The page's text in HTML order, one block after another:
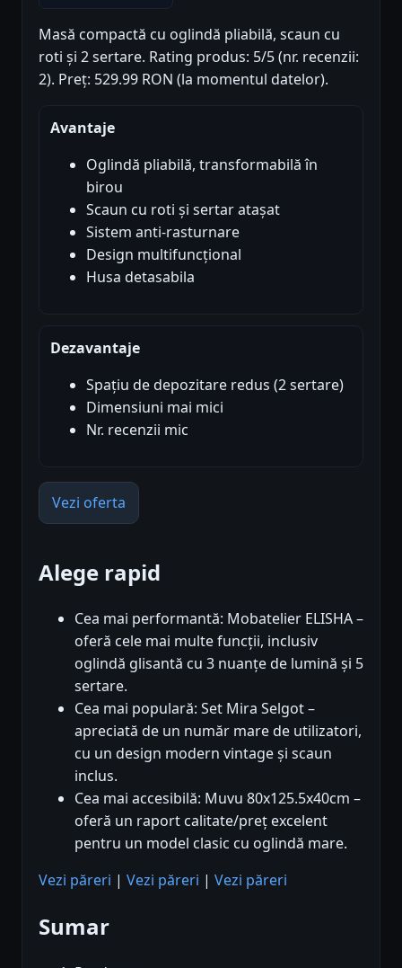
Masă compactă cu oglindă pliabilă, scaun cu
roti și 2 sertare. Rating produs: 5/5 (nr. recenzii:
2). Preț: 529.99 RON (la momentul datelor).
Avantaje
Oglindă pliabilă, transformabilă în
birou
Scaun cu roti și sertar atașat
Sistem anti-rasturnare
Design multifuncțional
Husa detasabila
Dezavantaje
Spațiu de depozitare redus (2 sertare)
Dimensiuni mai mici
Nr. recenzii mic
Vezi oferta
Alege rapid
Cea mai performantă: Mobatelier ELISHA –
oferă cele mai multe funcții, inclusiv
oglindă glisantă cu 3 nuanțe de lumină și 5
sertare.
Cea mai populară: Set Mira Selgot –
apreciată de un număr mare de utilizatori,
cu un design modern vintage și scaun
inclus.
Cea mai accesibilă: Muvu 80x125.5x40cm –
oferă un raport calitate/preț excelent
pentru un model clasic cu oglindă mare.
Vezi păreri | Vezi păreri | Vezi păreri
Sumar